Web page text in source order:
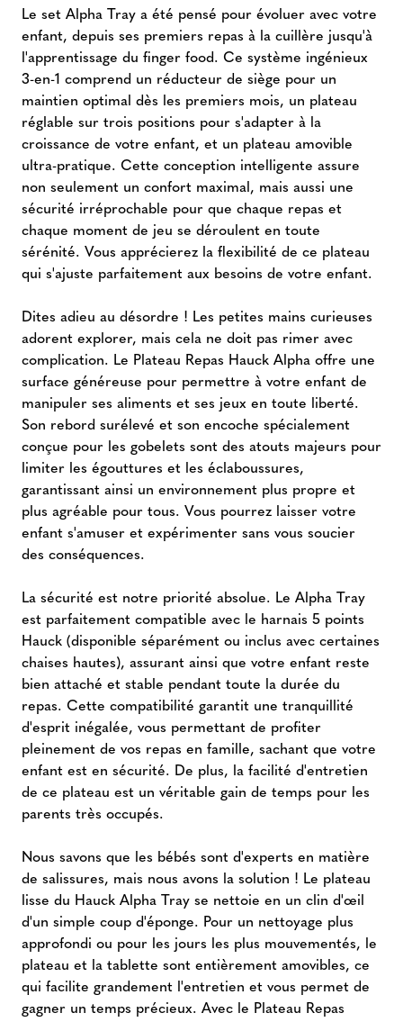
Le set Alpha Tray a été pensé pour évoluer avec votre
enfant, depuis ses premiers repas à la cuillère jusqu'à
l'apprentissage du finger food. Ce système ingénieux
3-en-1 comprend un réducteur de siège pour un
maintien optimal dès les premiers mois, un plateau
réglable sur trois positions pour s'adapter à la
croissance de votre enfant, et un plateau amovible
ultra-pratique. Cette conception intelligente assure
non seulement un confort maximal, mais aussi une
sécurité irréprochable pour que chaque repas et
chaque moment de jeu se déroulent en toute
sérénité. Vous apprécierez la flexibilité de ce plateau
qui s'ajuste parfaitement aux besoins de votre enfant.
Dites adieu au désordre ! Les petites mains curieuses
adorent explorer, mais cela ne doit pas rimer avec
complication. Le Plateau Repas Hauck Alpha offre une
surface généreuse pour permettre à votre enfant de
manipuler ses aliments et ses jeux en toute liberté.
Son rebord surélevé et son encoche spécialement
conçue pour les gobelets sont des atouts majeurs pour
limiter les égouttures et les éclaboussures,
garantissant ainsi un environnement plus propre et
plus agréable pour tous. Vous pourrez laisser votre
enfant s'amuser et expérimenter sans vous soucier
des conséquences.
La sécurité est notre priorité absolue. Le Alpha Tray
est parfaitement compatible avec le harnais 5 points
Hauck (disponible séparément ou inclus avec certaines
chaises hautes), assurant ainsi que votre enfant reste
bien attaché et stable pendant toute la durée du
repas. Cette compatibilité garantit une tranquillité
d'esprit inégalée, vous permettant de profiter
pleinement de vos repas en famille, sachant que votre
enfant est en sécurité. De plus, la facilité d'entretien
de ce plateau est un véritable gain de temps pour les
parents très occupés.
Nous savons que les bébés sont d'experts en matière
de salissures, mais nous avons la solution ! Le plateau
lisse du Hauck Alpha Tray se nettoie en un clin d'œil
d'un simple coup d'éponge. Pour un nettoyage plus
approfondi ou pour les jours les plus mouvementés, le
plateau et la tablette sont entièrement amovibles, ce
qui facilite grandement l'entretien et vous permet de
gagner un temps précieux. Avec le Plateau Repas